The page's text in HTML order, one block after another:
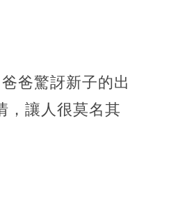
爸驚訝新子的出
，讓人很莫名其